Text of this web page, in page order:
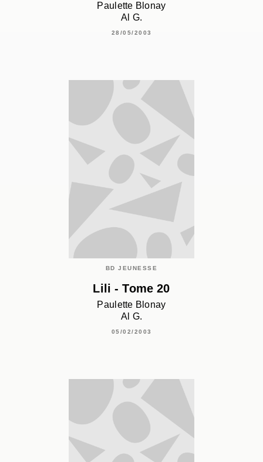
Paulette Blonay
Al G.
28/05/2003
BD JEUNESSE
Lili - Tome 20
Paulette Blonay
Al G.
05/02/2003